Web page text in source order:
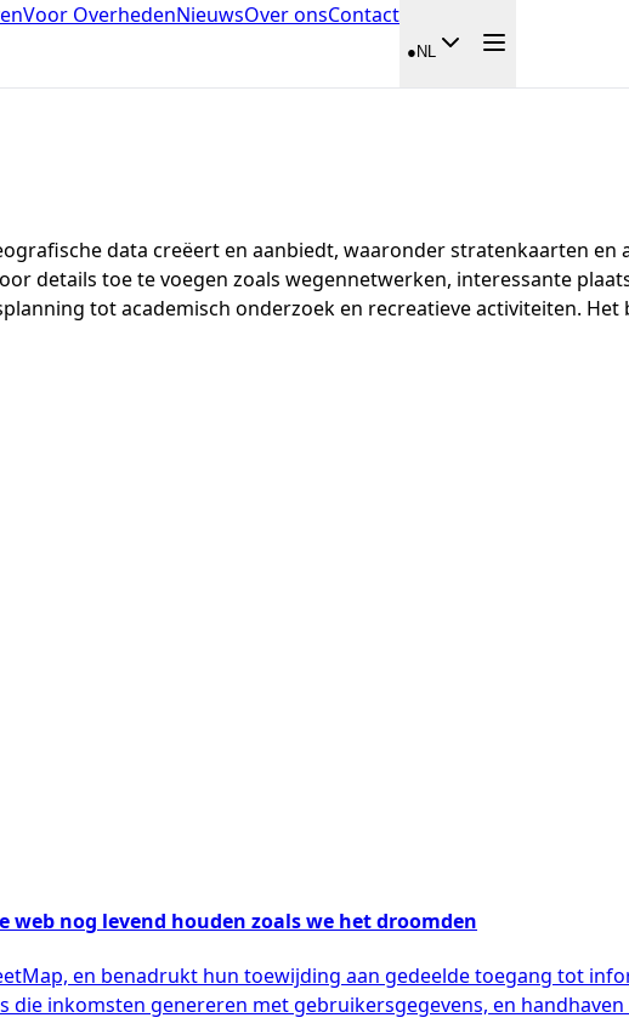
Voor OverhedenNieuwsOver onsContact
●NL
data creëert en aanbiedt, waaronder stratenkaarten
details toe te voegen zoals wegennetwerken, interessante
tot academisch onderzoek en recreatieve activiteiten.
web nog levend houden zoals we het droomden
en benadrukt hun toewijding aan gedeelde toegang tot
inkomsten genereren met gebruikersgegevens, en